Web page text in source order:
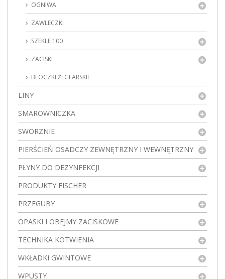
OGNIWA
ZAWLECZKI
SZEKLE 100
ZACISKI
BLOCZKI ŻEGLARSKIE
LINY
SMAROWNICZKA
SWORZNIE
PIERŚCIEŃ OSADCZY ZEWNĘTRZNY I WEWNĘTRZNY
PŁYNY DO DEZYNFEKCJI
PRODUKTY FISCHER
PRZEGUBY
OPASKI I OBEJMY ZACISKOWE
TECHNIKA KOTWIENIA
WKŁADKI GWINTOWE
WPUSTY